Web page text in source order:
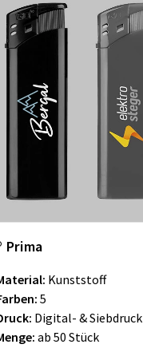
Prima
Kunststoff
5
Digital- & Siebdruck
ab 50 Stück